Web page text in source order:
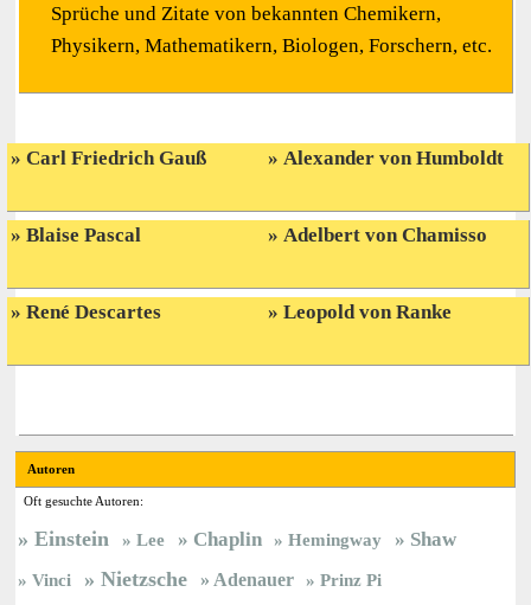
Sprüche und Zitate von bekannten Chemikern,
Physikern, Mathematikern, Biologen, Forschern, etc.
Carl Friedrich Gauß
Blaise Pascal
René Descartes
Alexander von Humboldt
Adelbert von Chamisso
Leopold von Ranke
Autoren
Oft gesuchte Autoren:
Einstein Lee Chaplin Hemingway Shaw
Vinci Nietzsche Adenauer Prinz Pi